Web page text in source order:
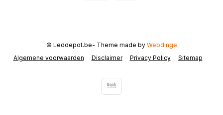
Algemene voorwaarden Disclaimer Privacy Policy Sitemap
© Leddepot.be- Theme made by Webdinge